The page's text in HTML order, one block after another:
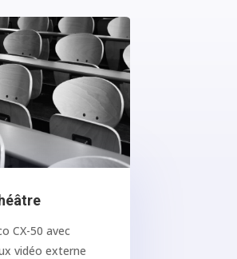
CX-50 avec
vidéo externe